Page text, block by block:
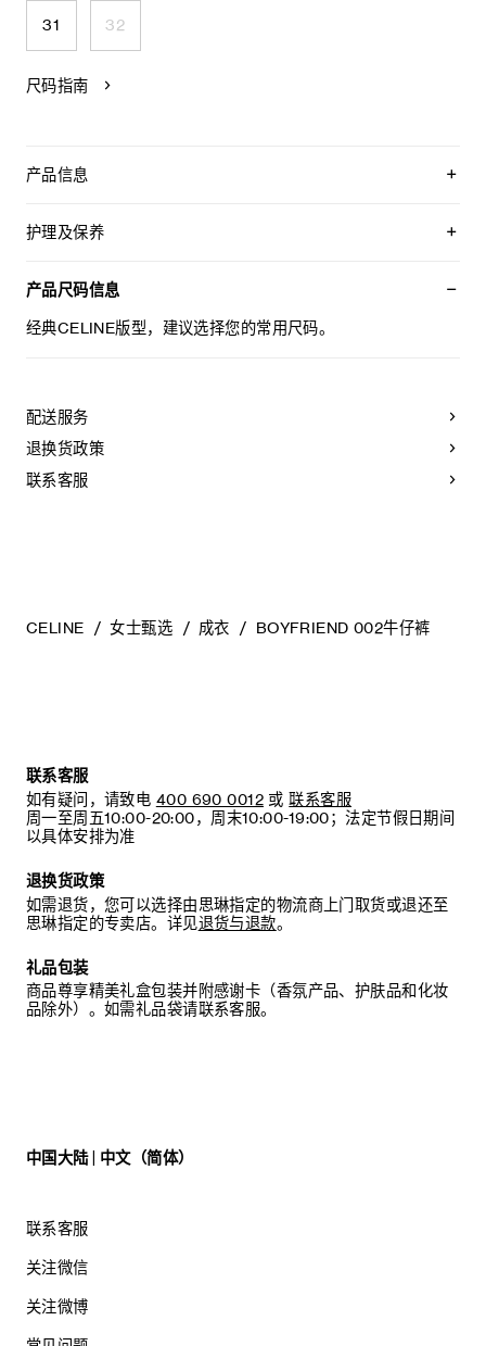
31 32
尺码指南
产品信息
经典版型
5个口袋
CELINE PARIS链条，配TRIOMPHE坠饰
腰部背面设有CELINE PARIS TRIOMPHE皮革贴饰
护理及保养
仅使用不含漂白剂的洗衣产品。
最高熨烫温度：110°C / 230°F
产品尺码信息
经典CELINE版型，建议选择您的常用尺码。
配送服务
退换货政策
联系客服
CELINE 女士甄选 成衣 BOYFRIEND 002牛仔裤
联系客服
如有疑问，请致电 400 690 0012 或 联系客服
周一至周五10:00-20:00，周末10:00-19:00；法定节假日期间
以具体安排为准
退换货政策
如需退货，您可以选择由思琳指定的物流商上门取货或退还至
思琳指定的专卖店。详见退货与退款。
礼品包装
商品尊享精美礼盒包装并附感谢卡（香氛产品、护肤品和化妆
品除外）。如需礼品袋请联系客服。
中国大陆 | 中文（简体）
联系客服
关注微信
关注微博